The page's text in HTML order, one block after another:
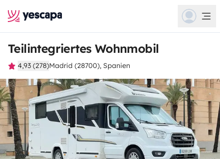
Teilintegriertes Wohnmobil
4,93 (278)Madrid (28700), Spanien